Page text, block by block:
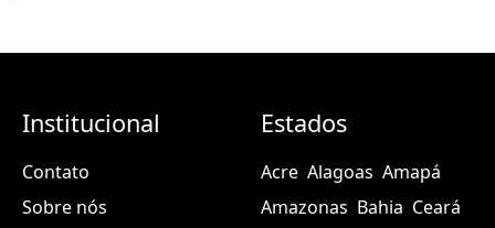
Institucional
Contato
Sobre nós
Estados
Acre Alagoas Amapá
Amazonas Bahia Ceará